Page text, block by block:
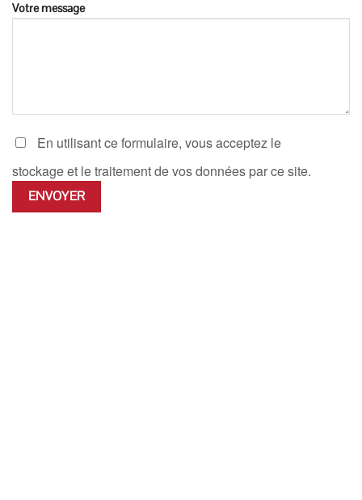
Votre message
En utilisant ce formulaire, vous acceptez le
stockage et le traitement de vos données par ce site.